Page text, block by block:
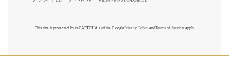
This site is protected by reCAPTCHA and the GooglePrivacy PolicyandTerms of Serviceapply.